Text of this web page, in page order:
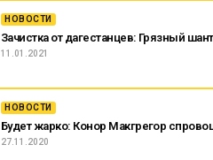
НОВОСТИ
Зачистка от дагестанцев: Грязный
11.01.2021
НОВОСТИ
Будет жарко: Конор Макгрегор
27.11.2020